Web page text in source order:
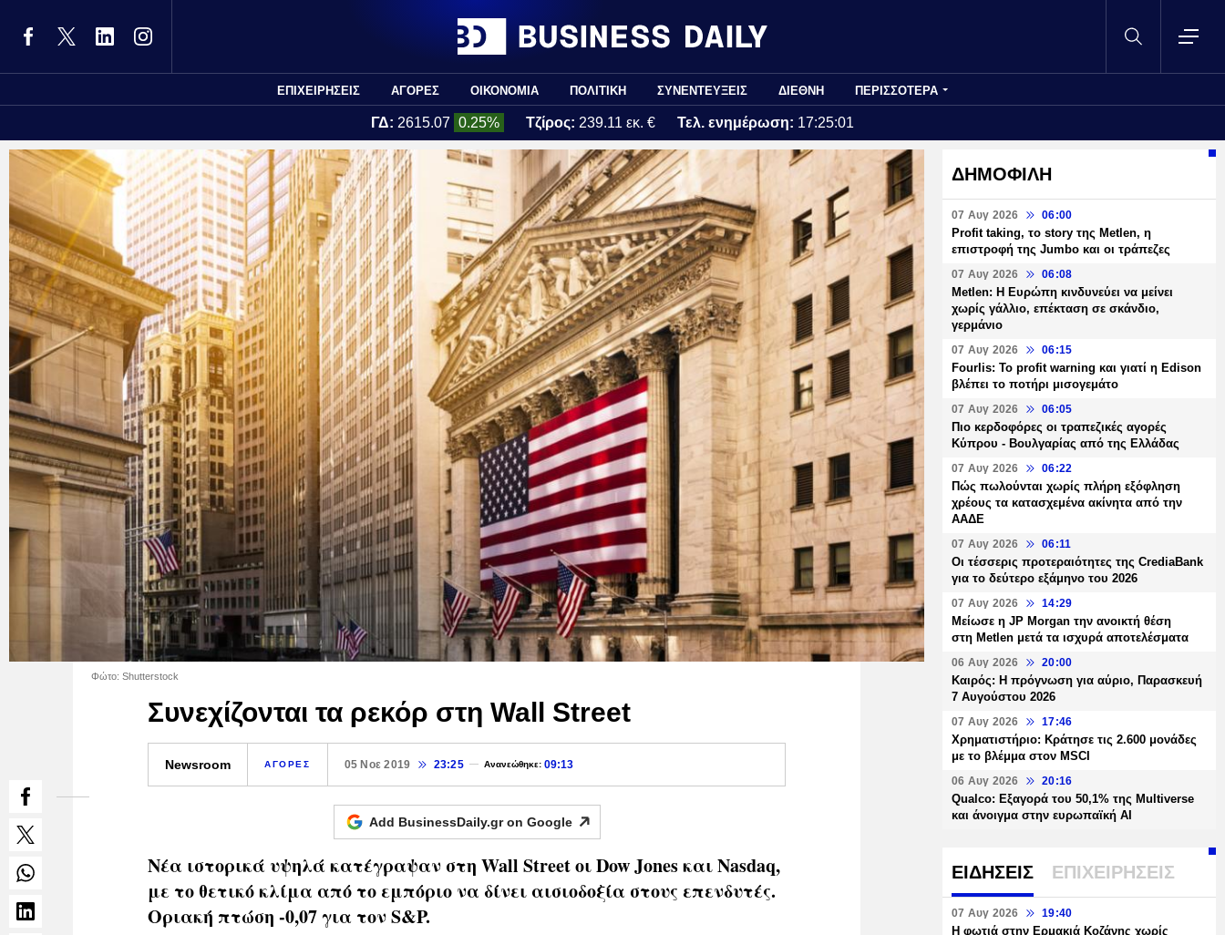
ΕΠΙΧΕΙΡΗΣΕΙΣ ΑΓΟΡΕΣ ΟΙΚΟΝΟΜΙΑ ΠΟΛΙΤΙΚΗ ΣΥΝΕΝΤΕΥΞΕΙΣ ΔΙΕΘΝΗ ΠΕΡΙΣΣΟΤΕΡΑ
ΓΔ: 2615.07 0.25% Τζίρος: 239.11 εκ. € Τελ. ενημέρωση: 17:25:01
Φώτο: Shutterstock
Συνεχίζονται τα ρεκόρ στη Wall Street
Newsroom ΑΓΟΡΕΣ 05 Νοε 2019 23:25 Ανανεώθηκε:09:13
Add BusinessDaily.gr on Google
Νέα ιστορικά υψηλά κατέγραψαν στη Wall Street οι Dow Jones και Νasdaq,
με το θετικό κλίμα από το εμπόριο να δίνει αισιοδοξία στους επενδυτές.
Οριακή πτώση -0,07 για τον S&P.
ΔΗΜΟΦΙΛΗ
07 Αυγ 2026 06:00
Profit taking, το story της Metlen, η
επιστροφή της Jumbo και οι τράπεζες
07 Αυγ 2026 06:08
Metlen: Η Ευρώπη κινδυνεύει να μείνει
χωρίς γάλλιο, επέκταση σε σκάνδιο,
γερμάνιο
07 Αυγ 2026 06:15
Fourlis: Το profit warning και γιατί η Edison
βλέπει το ποτήρι μισογεμάτο
07 Αυγ 2026 06:05
Πιο κερδοφόρες οι τραπεζικές αγορές
Κύπρου - Βουλγαρίας από της Ελλάδας
07 Αυγ 2026 06:22
Πώς πωλούνται χωρίς πλήρη εξόφληση
χρέους τα κατασχεμένα ακίνητα από την
ΑΑΔΕ
07 Αυγ 2026 06:11
Οι τέσσερις προτεραιότητες της CrediaBank
για το δεύτερο εξάμηνο του 2026
07 Αυγ 2026 14:29
Μείωσε η JP Morgan την ανοικτή θέση
στη Metlen μετά τα ισχυρά αποτελέσματα
06 Αυγ 2026 20:00
Καιρός: Η πρόγνωση για αύριο, Παρασκευή
7 Αυγούστου 2026
07 Αυγ 2026 17:46
Χρηματιστήριο: Κράτησε τις 2.600 μονάδες
με το βλέμμα στον MSCI
06 Αυγ 2026 20:16
Qualco: Εξαγορά του 50,1% της Multiverse
και άνοιγμα στην ευρωπαϊκή AI
ΕΙΔΗΣΕΙΣ ΕΠΙΧΕΙΡΗΣΕΙΣ
07 Αυγ 2026 19:40
Η φωτιά στην Ερμακιά Κοζάνης χωρίς